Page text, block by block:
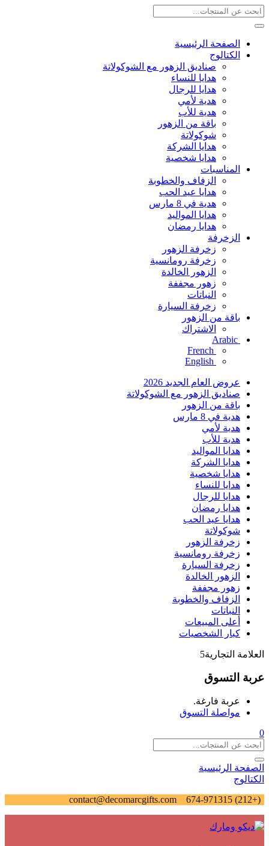
الصفحة الرئيسية
الكتالوج
صناديق الزهور مع الشوكولاتة
هدايا للنساء
هدايا للرجال
هدية لأمي
هدية للأب
باقة من الزهور
شوكولاتة
هدايا الشركة
هدايا شخصية
المناسبات
الزفاف والخطوبة
هدايا عيد الحب
هدية في 8 مارس
هدايا المواليد
هدايا رمضان
الزخرفة
زخرفة الزهور
زخرفة رومانسية
الزهور الخالدة
زهور مجففة
النباتات
زخرفة السيارة
باقة من الزهور
الاشتراك
Arabic
French
English
عروض العام الجديد 2026
صناديق الزهور مع الشوكولاتة
باقة من الزهور
هدية في 8 مارس
هدية لأمي
هدية للأب
هدايا المواليد
هدايا الشركة
هدايا شخصية
هدايا للنساء
هدايا للرجال
هدايا رمضان
هدايا عيد الحب
شوكولاتة
زخرفة الزهور
زخرفة رومانسية
زخرفة السيارة
الزهور الخالدة
زهور مجففة
الزفاف والخطوبة
النباتات
أعلى المبيعات
كبار الشخصيات
العلامة التجارية5
عربة التسوق
عربة فارغة.
مواصلة التسوق
0
الصفحة الرئيسية
الكتالوج
(+212) 674-971315
contact@decomarcgifts.com